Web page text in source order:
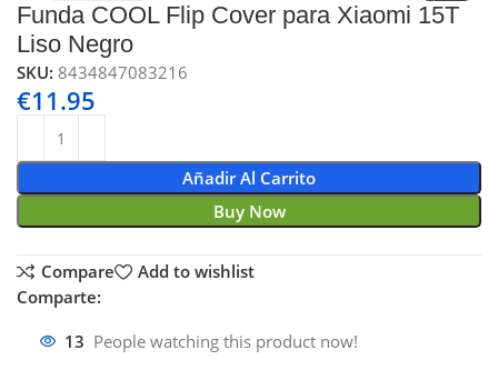
Funda COOL Flip Cover para Xiaomi 15T
Liso Negro
SKU:8434847083216
€11.95
Añadir Al Carrito
Buy Now
Compare
Add to wishlist
Comparte:
13 People watching this product now!